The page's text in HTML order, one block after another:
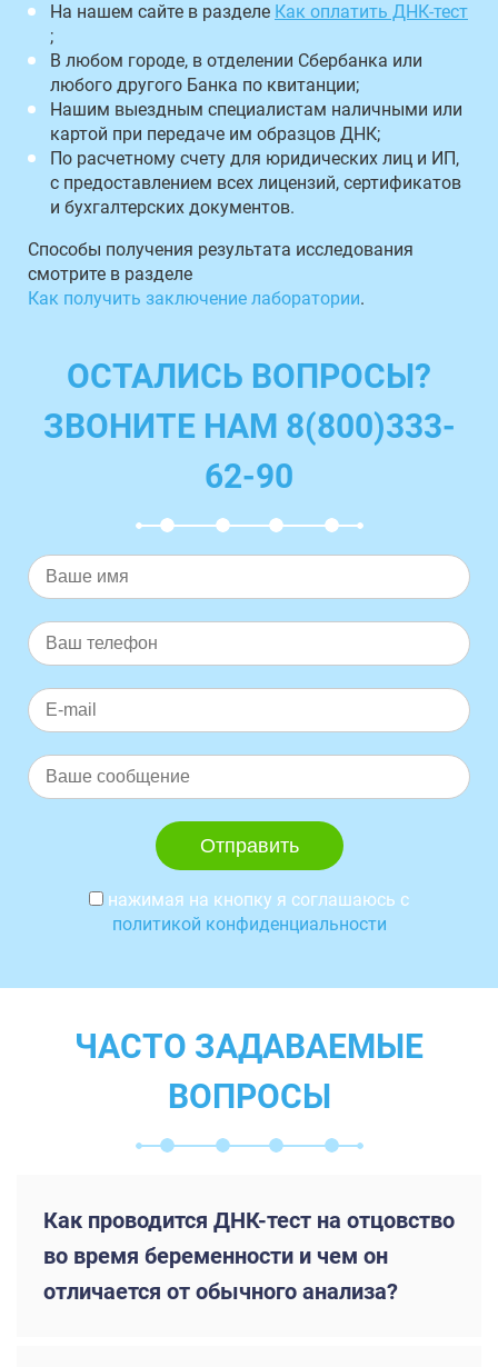
На нашем сайте в разделе Как оплатить ДНК-тест
;
В любом городе, в отделении Сбербанка или
любого другого Банка по квитанции;
Нашим выездным специалистам наличными или
картой при передаче им образцов ДНК;
По расчетному счету для юридических лиц и ИП,
с предоставлением всех лицензий, сертификатов
и бухгалтерских документов.
Способы получения результата исследования
смотрите в разделе
Как получить заключение лаборатории.
ОСТАЛИСЬ ВОПРОСЫ?
ЗВОНИТЕ НАМ 8(800)333-
62-90
нажимая на кнопку я соглашаюсь с
политикой конфиденциальности
ЧАСТО ЗАДАВАЕМЫЕ
ВОПРОСЫ
Как проводится ДНК-тест на отцовство
во время беременности и чем он
отличается от обычного анализа?